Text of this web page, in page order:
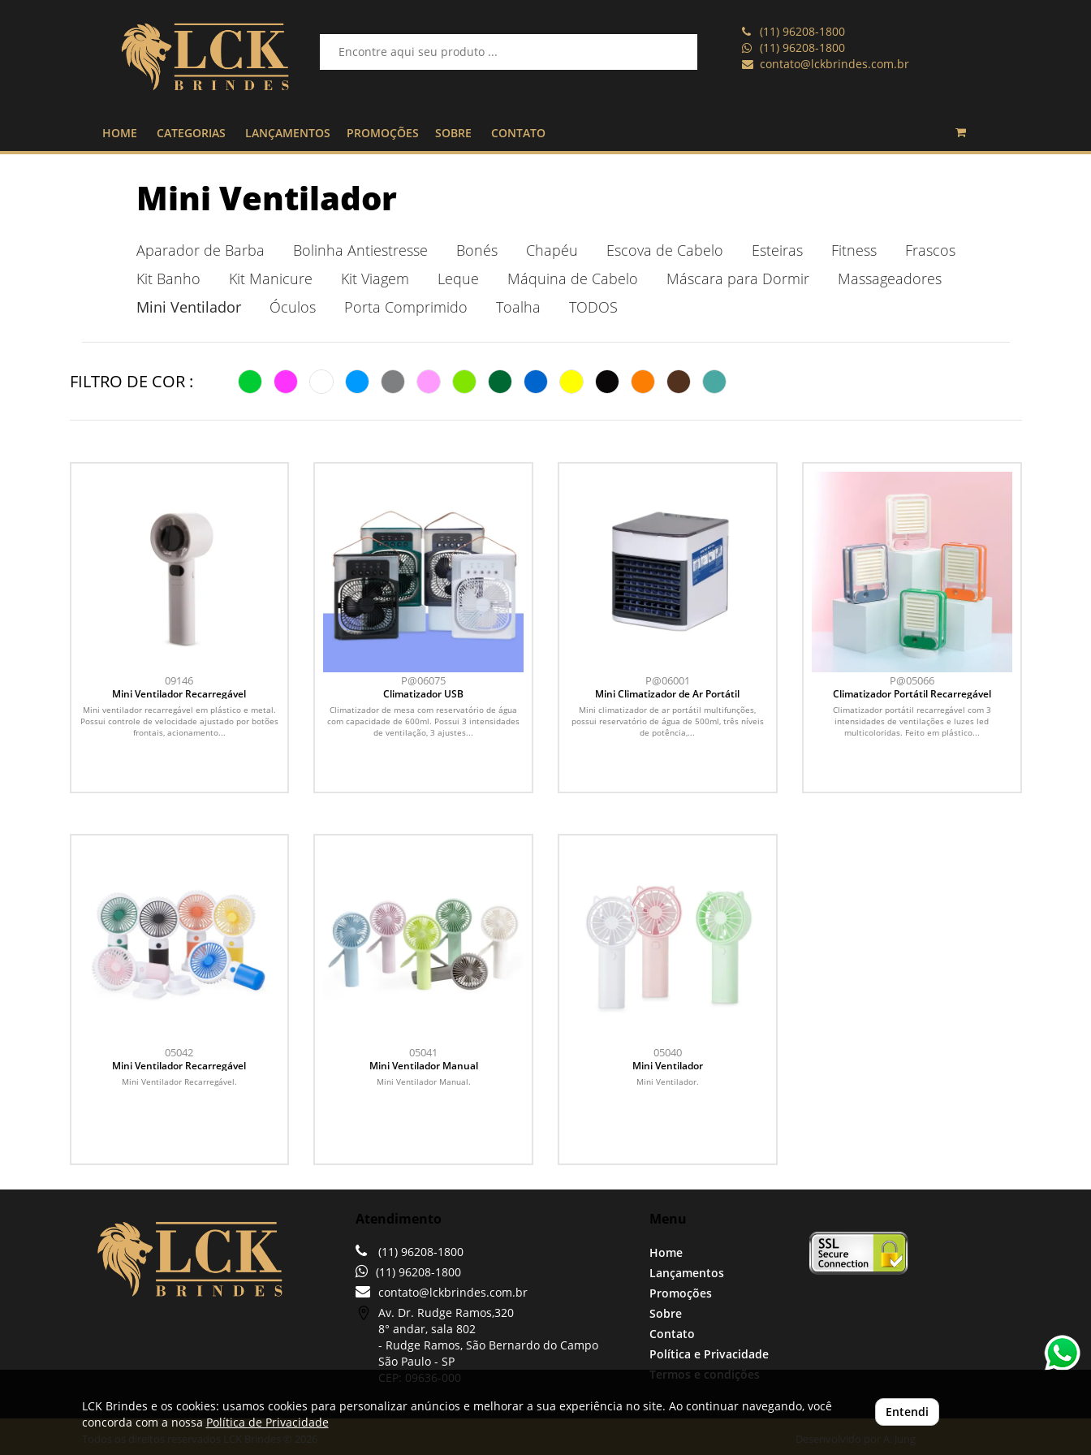
(11) 96208-1800
(11) 96208-1800
contato@lckbrindes.com.br
HOME CATEGORIAS LANÇAMENTOS PROMOÇÕES SOBRE CONTATO
Mini Ventilador
Aparador de Barba Bolinha Antiestresse Bonés Chapéu Escova de Cabelo Esteiras Fitness
Frascos
Kit Banho
Kit Manicure Kit Viagem Leque Máquina de Cabelo Máscara para Dormir
Massageadores
Mini Ventilador
Óculos Porta Comprimido Toalha TODOS
FILTRO DE COR :
09146
Mini Ventilador Recarregável
Mini ventilador recarregável em plástico e metal.
Possui controle de velocidade ajustado por botões
frontais, acionamento...
P@06075
Climatizador USB
Climatizador de mesa com reservatório de água
com capacidade de 600ml. Possui 3 intensidades
de ventilação, 3 ajustes...
P@06001
Mini Climatizador de Ar Portátil
Mini climatizador de ar portátil multifunções,
possui reservatório de água de 500ml, três níveis
de potência,...
P@05066
Climatizador Portátil Recarregável
Climatizador portátil recarregável com 3
intensidades de ventilações e luzes led
multicoloridas. Feito em plástico...
05042
Mini Ventilador Recarregável
Mini Ventilador Recarregável.
05041
Mini Ventilador Manual
Mini Ventilador Manual.
05040
Mini Ventilador
Mini Ventilador.
Atendimento
(11) 96208-1800
(11) 96208-1800
contato@lckbrindes.com.br
Av. Dr. Rudge Ramos,320
8° andar, sala 802
- Rudge Ramos, São Bernardo do Campo
São Paulo -SP
CEP: 09636-000
Menu
Home
Lançamentos
Promoções
Sobre
Contato
Política e Privacidade
Termos e condições
LCK Brindes e os cookies: usamos cookies para personalizar anúncios e melhorar a sua experiência no site. Ao continuar navegando, você
concorda com a nossaPolítica de Privacidade
Entendi